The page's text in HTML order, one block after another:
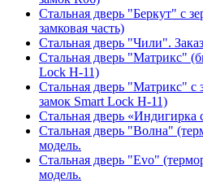
Стальная дверь "Беркут" с
замковая часть)
Стальная дверь "Чили".
Стальная дверь "Матрикс"
Lock H-11)
Стальная дверь "Матрикс" с
замок Smart Lock H-11)
Стальная дверь «Индигирка
Стальная дверь "Волна"
модель.
Стальная дверь "Evo"
модель.